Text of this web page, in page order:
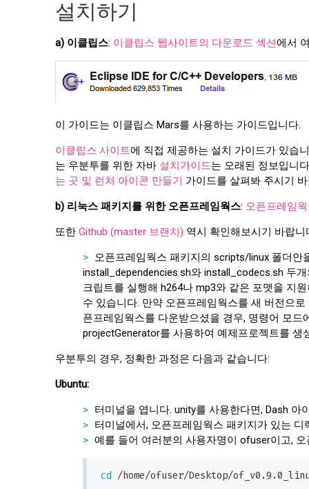
설치하기
a) 이클립스: 이클립스 웹사이트의 다운로드 섹션에서
이 가이드는 이클립스 Mars를 사용하는 가이드입니다.
이클립스 사이트에 직접 제공하는 설치 가이드가 있습
는 우분투를 위한 자바 설치가이드는 오래된 정보입니
는 곳 및 런처 아이콘 만들기 가이드를 살펴봐 주시기
b) 리눅스 패키지를 위한 오픈프레임웍스: 오픈프레임
또한 Github (master 브랜치) 역시 확인해보시기 바랍니
오픈프레임웍스 패키지의 scripts/linux 폴더
install_dependencies.sh와 install_codecs.sh 두
크립트를 실행해 h264나 mp3와 같은 포맷을 지
수 있습니다. 만약 오픈프레임웍스를 새 버전으
픈프레임웍스를 다운받으셨을 경우, 명령어 모
projectGenerator를 사용하여 예제프로젝트를 생
우분투의 경우, 정확한 과정은 다음과 같습니다:
Ubuntu:
터미널을 엽니다. unity를 사용한다면, Dash
터미널에서, 오픈프레임웍스 패키지가 있는 디
예를 들어 여러분의 사용자명이 ofuser이고,
cd